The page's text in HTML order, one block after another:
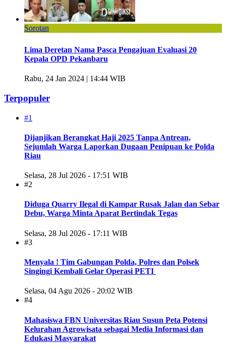
Sorotan
Lima Deretan Nama Pasca Pengajuan Evaluasi 20
Kepala OPD Pekanbaru
Rabu, 24 Jan 2024 | 14:44 WIB
Terpopuler
#1
Dijanjikan Berangkat Haji 2025 Tanpa Antrean,
Sejumlah Warga Laporkan Dugaan Penipuan ke Polda
Riau
Selasa, 28 Jul 2026 - 17:51 WIB
#2
Diduga Quarry Ilegal di Kampar Rusak Jalan dan Sebar
Debu, Warga Minta Aparat Bertindak Tegas
Selasa, 28 Jul 2026 - 17:11 WIB
#3
Menyala ! Tim Gabungan Polda, Polres dan Polsek
Singingi Kembali Gelar Operasi PETI
Selasa, 04 Agu 2026 - 20:02 WIB
#4
Mahasiswa FBN Universitas Riau Susun Peta Potensi
Kelurahan Agrowisata sebagai Media Informasi dan
Edukasi Masyarakat